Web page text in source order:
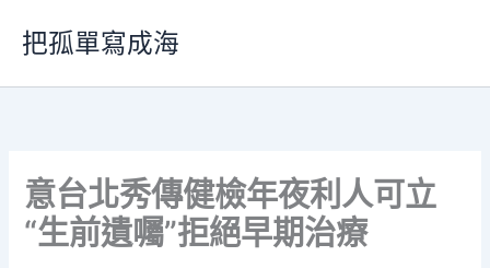
要
把孤單寫成海
意台北秀傳健檢年夜利人可立
“生前遺囑”拒絕早期治療